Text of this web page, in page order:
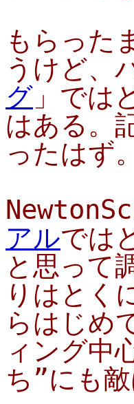
もらった
うけど、
グ 」では
はある。
ったはず
アルでは
と思って
りはとく
らはじめ
ィング中
ち”にも